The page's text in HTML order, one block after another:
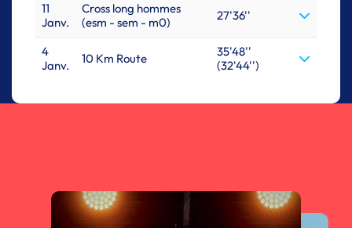
11
Janv.
Cross long hommes
(esm - sem - m0)
27'36''
4
Janv.
10 Km Route
35'48''
(32'44'')